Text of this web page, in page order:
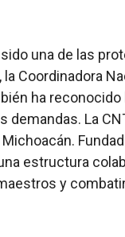
una de las
Coordinadora
ha
demandas. La
estructura
y